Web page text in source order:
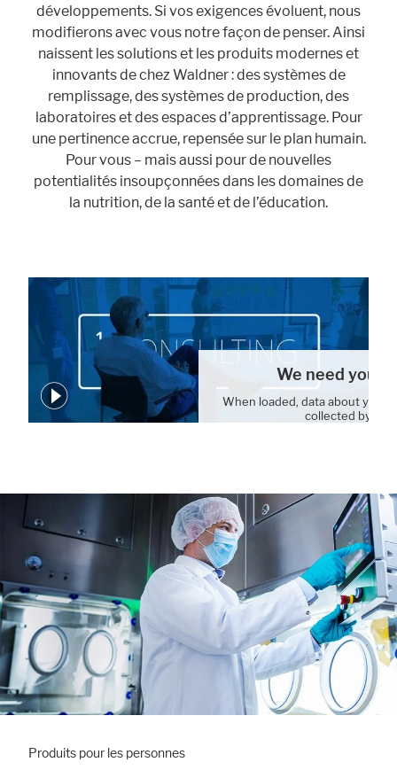
développements. Si vos exigences évoluent, nous
modifierons avec vous notre façon de penser. Ainsi
naissent les solutions et les produits modernes et
innovants de chez Waldner : des systèmes de
remplissage, des systèmes de production, des
laboratoires et des espaces d’apprentissage. Pour
une pertinence accrue, repensée sur le plan humain.
Pour vous – mais aussi pour de nouvelles
potentialités insoupçonnées dans les domaines de
la nutrition, de la santé et de l’éducation.
We need your
When loaded, data about your
collected by
Produits pour les personnes